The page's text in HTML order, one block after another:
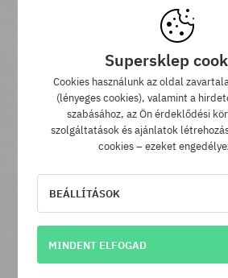
Supersklep
Cookies használunk az oldal
(lényeges cookies), valamint a
szabásához, az Ön érdeklődési
szolgáltatások és ajánlatok
cookies – ezeket
BEÁLLÍTÁSOK
MINDENT ELFOGAD